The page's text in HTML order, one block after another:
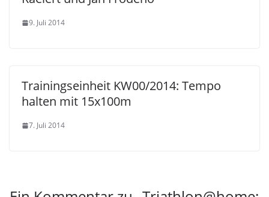
9. Juli 2014
Trainingseinheit KW00/2014: Tempo
halten mit 15x100m
7. Juli 2014